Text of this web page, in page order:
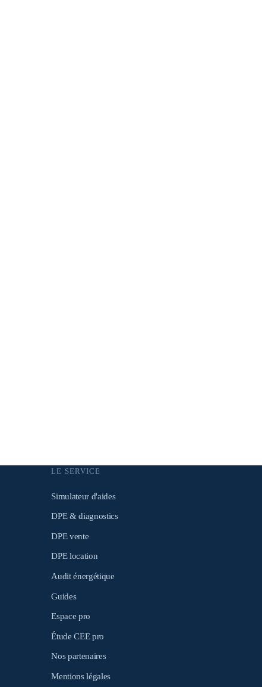
LE SERVICE
Simulateur d'aides
DPE & diagnostics
DPE vente
DPE location
Audit énergétique
Guides
Espace pro
Étude CEE pro
Nos partenaires
Mentions légales